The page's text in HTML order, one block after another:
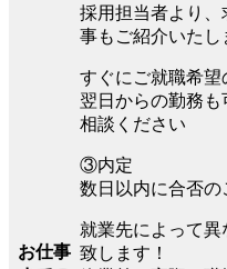
お仕事
採用担当者より
事もご紹介いたし
すぐにご就職希望
翌日からの勤務
相談ください
③内定
数日以内に合否の
就業先によって
致します！